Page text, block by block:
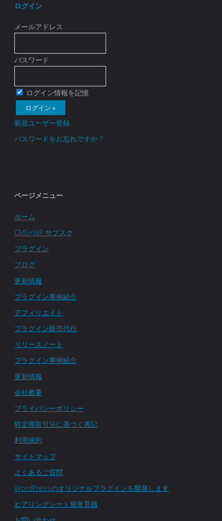
ログイン
メールアドレス
パスワード
ログイン情報を記憶
新規ユーザー登録
パスワードをお忘れですか ?
ページメニュー
ホーム
CMS×WP サブスク
プラグイン
ブログ
更新情報
プラグイン事例紹介
アフィリエイト
プラグイン販売代行
リリースノート
プラグイン事例紹介
更新情報
会社概要
プライバシーポリシー
特定商取引法に基づく表記
利用規約
サイトマップ
よくあるご質問
WordPressのオリジナルプラグインを開発します
ヒアリングシート簡単見積